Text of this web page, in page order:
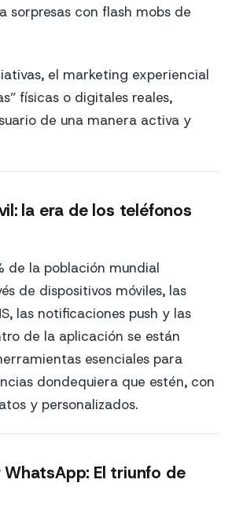
sorpresas con flash mobs de
el marketing experiencial
físicas o digitales reales,
de una manera activa y
la era de los teléfonos
de la población mundial
de dispositivos móviles, las
las notificaciones push y las
de la aplicación se están
esenciales para
dondequiera que estén, con
y personalizados.
El triunfo de